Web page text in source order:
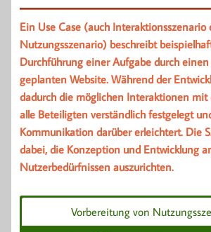
Ein Use Case (auch Interaktionsszenario
Nutzungsszenario) beschreibt
Durchführung einer Aufgabe durch
geplanten Website. Während der
dadurch die möglichen Interaktionen mit
alle Beteiligten verständlich festgelegt
Kommunikation darüber erleichtert. Die
dabei, die Konzeption und Entwicklung
Nutzerbedürfnissen auszurichten.
Vorbereitung von